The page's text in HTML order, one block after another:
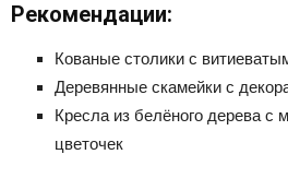
Рекомендации:
Кованые столики с
Деревянные скамейки с
Кресла из белёного дерева с
цветочек